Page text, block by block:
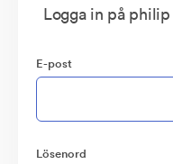
Logga in på
E-post
Lösenord